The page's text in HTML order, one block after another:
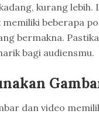
kurang lebih.
memiliki beberapa
bermakna.
bagi audiensmu.
dan video